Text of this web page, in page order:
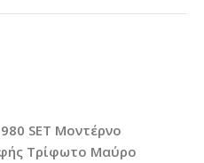
SET Μοντέρνο
Τρίφωτο Μαύρο